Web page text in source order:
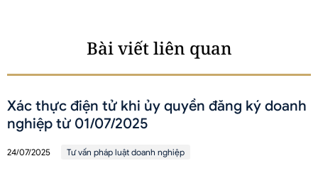
Bài viết liên quan
Xác thực điện tử khi ủy quyền đăng ký doanh
nghiệp từ 01/07/2025
24/07/2025 Tư vấn pháp luật doanh nghiệp